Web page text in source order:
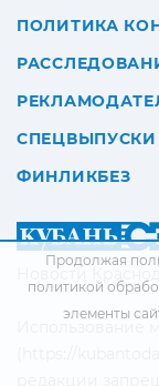
Новости
Использование
ПОЛИТИКА
СПЕЦВЫПУСКИ
ФИНЛИКБЕЗ
Продолжая
политикой
элементы